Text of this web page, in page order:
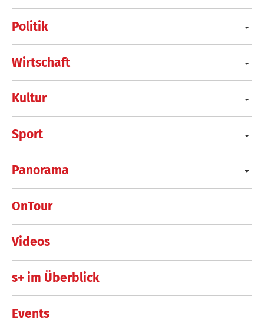
Politik
Wirtschaft
Kultur
Sport
Panorama
OnTour
Videos
s+ im Überblick
Events